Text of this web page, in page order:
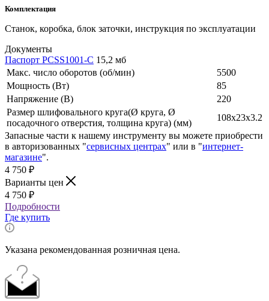
Комплектация
Станок, коробка, блок заточки, инструкция по эксплуатации
Документы
Паспорт PCSS1001-C 15,2 мб
Макс. число оборотов (об/мин)
5500
Мощность (Вт)
85
Напряжение (В)
220
Размер шлифовального круга(Ø круга, Ø
посадочного отверстия, толщина круга) (мм)
108х23х3.2
Запасные части к нашему инструменту вы можете приобрести
в авторизованных "сервисных центрах" или в "интернет-
магазине".
4 750 ₽
Варианты цен
4 750 ₽
Подробности
Где купить
Указана рекомендованная розничная цена.